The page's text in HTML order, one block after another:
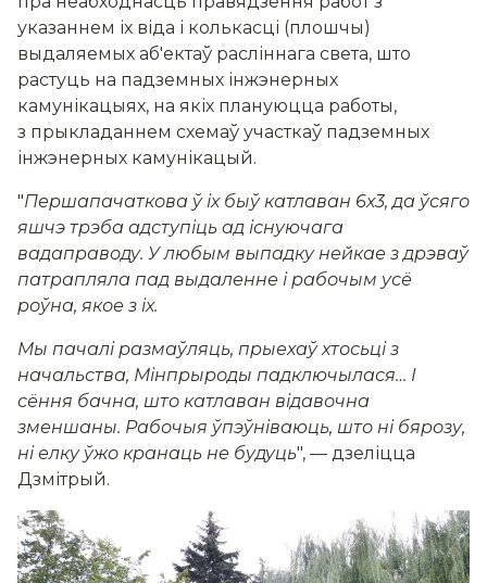
указаннем іх віда і колькасці (плошчы)
выдаляемых аб'ектаў расліннага света, што
растуць на падземных інжэнерных
камунікацыях, на якіх плануюцца работы,
з прыкладаннем схемаў участкаў падземных
інжэнерных камунікацый.
"Першапачаткова ў іх быў катлаван 6х3, да ўсяго
яшчэ трэба адступіць ад існуючага
вадаправоду. У любым выпадку нейкае з дрэваў
патрапляла пад выдаленне і рабочым усё
роўна, якое з іх.
Мы пачалі размаўляць, прыехаў хтосьці з
начальства, Мінпрыроды падключылася… І
сёння бачна, што катлаван відавочна
зменшаны. Рабочыя ўпэўніваюць, што ні бярозу,
ні елку ўжо кранаць не будуць", — дзеліцца
Дзмітрый.